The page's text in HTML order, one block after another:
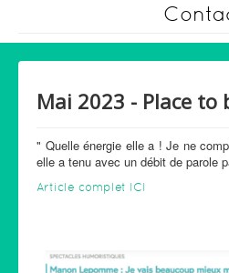
Mai 2023 - Place to
" Quelle énergie elle a ! Je ne
elle a tenu avec un débit de parole
Article complet ICI